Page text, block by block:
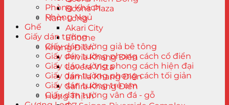
Bcons Plaza
Nam Long
Akari City
Ehome
Khang Điền
Privia Khang Điền
Lovera Vista
Jamila Khang Điền
Safira Khang Điền
Hưng Thịnh
Phòng Khách
Phòng Ngủ
Ghế
Giấy dán tường
Giấy dán tường giả bê tông
Giấy dán tường phong cách cổ điển
Giấy dán tường phong cách hiện đại
Giấy dán tường phong cách tối giản
Giấy dán tường trẻ em
Giấy dán tường vân đá - gỗ